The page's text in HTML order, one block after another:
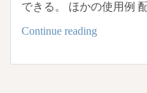
Origin
できる。 ほかの使用例
Continue reading
配